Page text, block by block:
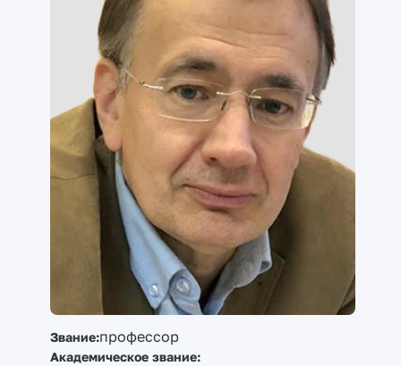
Звание:профессор
Академическое звание: